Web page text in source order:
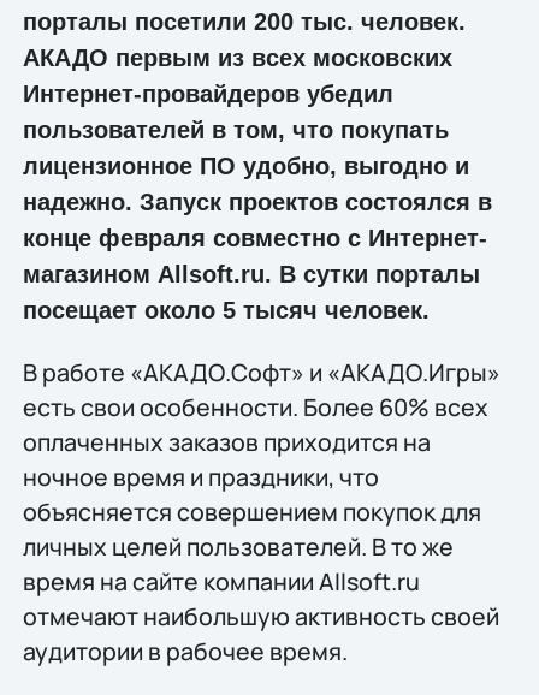
порталы посетили 200 тыс. человек.
АКАДО первым из всех московских
Интернет-провайдеров убедил
пользователей в том, что покупать
лицензионное ПО удобно, выгодно и
надежно. Запуск проектов состоялся в
конце февраля совместно с Интернет-
магазином Allsoft.ru. В сутки порталы
посещает около 5 тысяч человек.
В работе «АКАДО.Софт» и «АКАДО.Игры»
есть свои особенности. Более 60% всех
оплаченных заказов приходится на
ночное время и праздники, что
объясняется совершением покупок для
личных целей пользователей. В то же
время на сайте компании Allsoft.ru
отмечают наибольшую активность своей
аудитории в рабочее время.